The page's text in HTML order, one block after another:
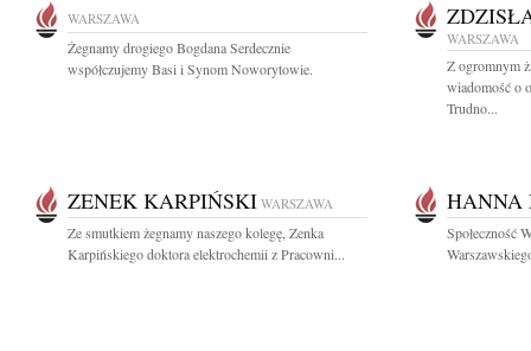
WARSZAWA
Żegnamy drogiego Bogdana Serdecznie
współczujemy Basi i Synom Noworytowie.
WARSZAWA
Z ogromnym
wiadomość o
Trudno...
ZENEK KARPIŃSKI WARSZAWA
Ze smutkiem żegnamy naszego kolegę, Zenka
Karpińskiego doktora elektrochemii z Pracowni...
HANNA
Społeczność